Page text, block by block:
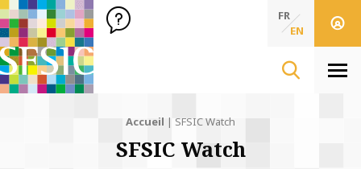
SFSIC Société Française des Sciences de l'Information & de
Société Française des Sciences de
FR
EN
Accueil | SFSIC Watch
SFSIC Watch